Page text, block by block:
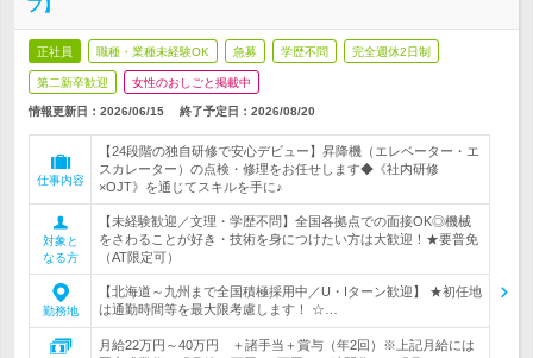
フ】
正社員 職種・業種未経験OK 急募 学歴不問 完全週休2日制
第二新卒歓迎 女性のおしごと掲載中
情報更新日：2026/06/15 終了予定日： 2026/08/20
仕事内容
【24段階の独自研修で安心デビュー】昇降機（エレベーター・エ
スカレーター）の点検・修理をお任せします◆《社内研修
×OJT》を通じてスキルを手に♪
対象と
なる方
【未経験歓迎／文理・学歴不問】全国各拠点での面接OK◎機械
をさわることが好き・技術を身につけたい方は大歓迎！★要普免
（AT限定可）
勤務地
【北海道～九州まで全国積極採用中／U・Iターン歓迎】 ★初任地
は通勤時間等を最大限考慮します！ ☆…
月給22万円～40万円 ＋諸手当＋賞与（年2回）※上記月給には